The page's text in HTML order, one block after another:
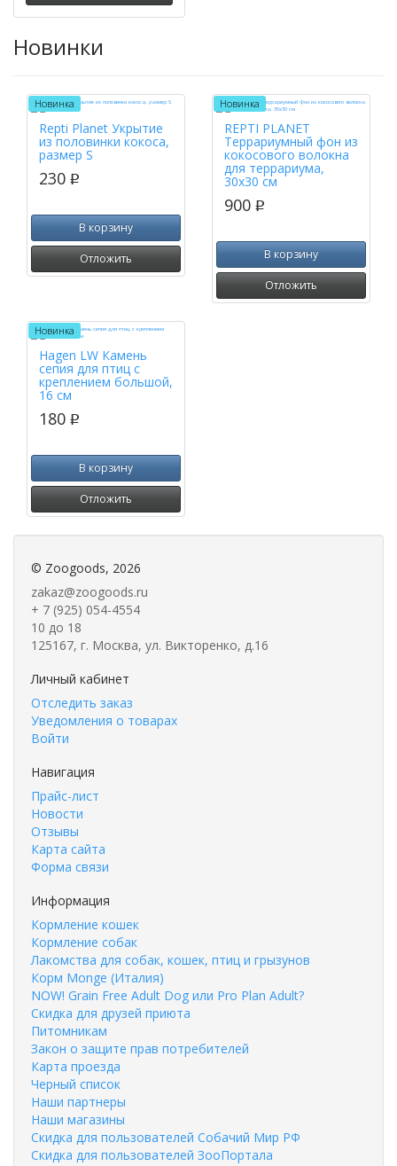
Новинки
Новинка
Repti Planet Укрытие
из половинки кокоса,
размер S
230 p
В корзину
Отложить
Новинка
REPTI PLANET
Террариумный фон из
кокосового волокна
для террариума,
30х30 см
900 p
В корзину
Отложить
Новинка
Hagen LW Камень
сепия для птиц с
креплением большой,
16 см
180 p
В корзину
Отложить
© Zoogoods, 2026
zakaz@zoogoods.ru
+ 7 (925) 054-4554
10 до 18
125167, г. Москва, ул. Викторенко, д.16
Личный кабинет
Отследить заказ
Уведомления о товарах
Войти
Навигация
Прайс-лист
Новости
Отзывы
Карта сайта
Форма связи
Информация
Кормление кошек
Кормление собак
Лакомства для собак, кошек, птиц и грызунов
Корм Monge (Италия)
NOW! Grain Free Adult Dog или Pro Plan Adult?
Скидка для друзей приюта
Питомникам
Закон о защите прав потребителей
Карта проезда
Черный список
Наши партнеры
Наши магазины
Скидка для пользователей Собачий Мир РФ
Скидка для пользователей ЗооПортала